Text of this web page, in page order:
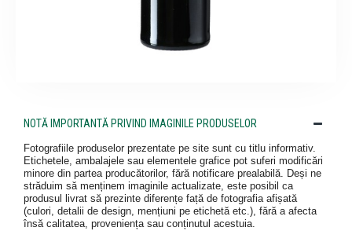
NOTĂ IMPORTANTĂ PRIVIND IMAGINILE PRODUSELOR
Fotografiile produselor prezentate pe site sunt cu titlu informativ.
Etichetele, ambalajele sau elementele grafice pot suferi modificări
minore din partea producătorilor, fără notificare prealabilă. Deși ne
străduim să menținem imaginile actualizate, este posibil ca
produsul livrat să prezinte diferențe față de fotografia afișată
(culori, detalii de design, mențiuni pe etichetă etc.), fără a afecta
însă calitatea, proveniența sau conținutul acestuia.